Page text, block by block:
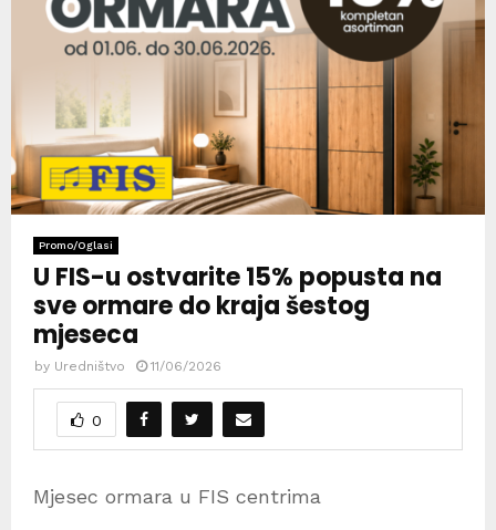
Promo/Oglasi
U FIS-u ostvarite 15% popusta na
sve ormare do kraja šestog
mjeseca
by Uredništvo 11/06/2026
0
Mjesec ormara u FIS centrima